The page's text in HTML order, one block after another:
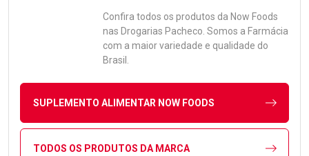
Confira todos os produtos da Now Foods
nas Drogarias Pacheco. Somos a Farmácia
com a maior variedade e qualidade do
Brasil.
SUPLEMENTO ALIMENTAR NOW FOODS
TODOS OS PRODUTOS DA MARCA